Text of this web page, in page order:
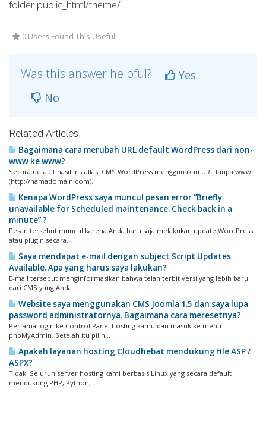
folder public_html/theme/.
0 Users Found This Useful
Was this answer helpful?
Yes
No
Related Articles
Bagaimana cara merubah URL default WordPress dari non-
www ke www?
Secara default hasil installasi CMS WordPress menggunakan URL tanpa www
(http://namadomain.com)...
Kenapa WordPress saya muncul pesan error “Briefly
unavailable for Scheduled maintenance. Check back in a
minute” ?
Pesan tersebut muncul karena Anda baru saja melakukan update WordPress
atau plugin secara...
Saya mendapat e-mail dengan subject Script Updates
Available. Apa yang harus saya lakukan?
E-mail tersebut menginformasikan bahwa telah terbit versi yang lebih baru
dari CMS yang Anda...
Website saya menggunakan CMS Joomla 1.5 dan saya lupa
password administratornya. Bagaimana cara meresetnya?
Pertama login ke Control Panel hosting kamu dan masuk ke menu
phpMyAdmin. Setelah itu pilih...
Apakah layanan hosting Cloudhebat mendukung file ASP /
ASPX?
Tidak. Seluruh server hosting kami berbasis Linux yang secara default
mendukung PHP, Python,...